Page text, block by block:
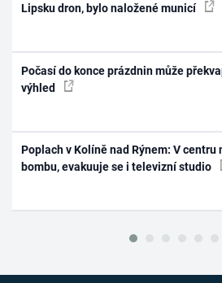
Lipsku dron, bylo naložené municí
Počasí do konce prázdnin může
výhled
Poplach v Kolíně nad Rýnem: V centru
bombu, evakuuje se i televizní studio